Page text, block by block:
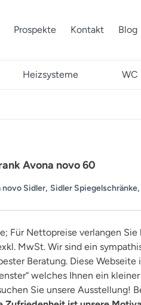
Prospekte Kontakt Blog
Heizsysteme WC
Avona novo 60
novo Sidler, Sidler Spiegelschränke,
Für Nettopreise verlangen
MwSt. Wir sind ein
Beratung. Diese
welches Ihnen ein
Sie unsere Ausstellung!